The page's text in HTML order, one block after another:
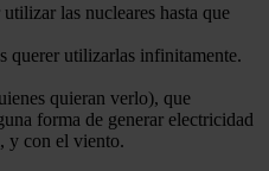
las nucleares hasta que
querer utilizarlas infinitamente.
quieran verlo), que
forma de generar electricidad
y con el viento.